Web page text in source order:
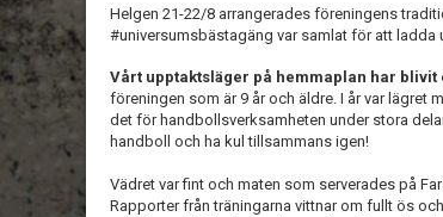
Helgen 21-22/8 arrangerades föreningens
#universumsbästagäng var samlat för att
Vårt upptaktsläger på hemmaplan har blivit
föreningen som är 9 år och äldre. I år var lägret
det för handbollsverksamheten under stora
handboll och ha kul tillsammans igen!
Vädret var fint och maten som serverades på
Rapporter från träningarna vittnar om fullt ös